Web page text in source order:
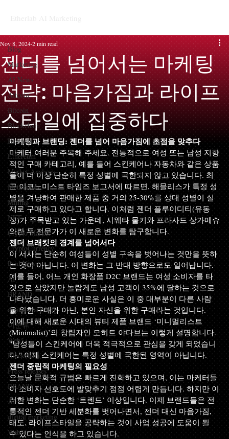
Blog
Marketing
AI News
Altcoin
Bitcoin
Blockchain
Business
Ethereum
Market Analysis
Metaverse
Mining
NFT
Crypto Market
CryptoCurrency
Paid News
AI
BRAND
digital marketing
미분류
Web3
Blockchain
Press releases
BRAND
AI
digital marketing
Web3
젠더를 넘어서는 마케팅
전략: 마음가짐과 라이프
스타일에 집중하다
Nov 8, 20242 min read
마케팅과 브랜딩: 젠더를 넘어 마음가짐에 초점을 맞추다
마케터 여러분 주목해 주세요. 전통적으로 여성 또는 남성 지향
적인 구매 카테고리, 예를 들어 스킨케어나 자동차와 같은 상품
들이 더 이상 단순히 특정 성별에 국한되지 않고 있습니다. 최
근 이코노미스트 타임즈 보고서에 따르면, 해믈리스가 특정 성
별을 겨냥하여 판매한 제품 중 거의 25-30%를 상대 성별이 실
제로 구매하고 있다고 합니다. 이처럼 젠더 플루이디티(유동
성)가 주목받고 있는 가운데, 시웨타 물키와 프라사드 상가메슈
와란 두 전문가가 이 새로운 변화를 탐구합니다.
젠더 브래킷의 경계를 넘어서다
이 서사는 단순히 여성들이 성별 구속을 벗어나는 것만을 뜻하
는 것이 아닙니다. 이 변화는 그 반대 방향으로도 일어납니다.
예를 들어, 어느 개인 화장품 D2C 브랜드는 여성 소비자를 타
겟으로 삼았지만 놀랍게도 남성 고객이 35%에 달하는 것으로
나타났습니다. 더 흥미로운 사실은 이 중 대부분이 다른 사람
을 위한 구매가 아닌, 본인 자신을 위한 구매라는 것입니다.
이에 대해 새로운 시대의 뷰티 제품 브랜드 ‘미니멀리스트
(Minimalist)’의 창립자인 모히트 야다브는 이렇게 설명합니다.
"남성들이 스킨케어에 더욱 적극적으로 관심을 갖게 되었습니
다." 이제 스킨케어는 특정 성별에 국한된 영역이 아닙니다.
젠더 중립적 마케팅의 필요성
오늘날 문화적 규범은 빠르게 진화하고 있으며, 이는 마케터들
이 소비자 선호도에 발맞추기 점점 어렵게 만듭니다. 하지만 이
러한 변화는 단순한 ‘트렌드’ 이상입니다. 이제 브랜드들은 전
통적인 젠더 기반 세분화를 벗어나면서, 젠더 대신 마음가짐,
태도, 라이프스타일을 공략하는 것이 사업 성공에 도움이 될
수 있다는 인식을 하고 있습니다.